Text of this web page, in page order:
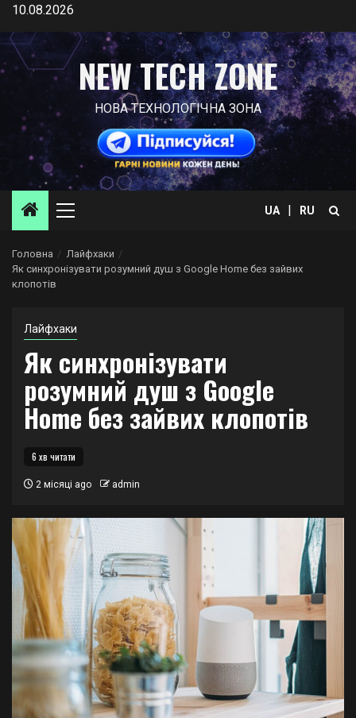
Skip
content
10.08.2026
NEW TECH ZONE
НОВА ТЕХНОЛОГІЧНА ЗОНА
Primary
UA | RU
Головна
Лайфхаки
Як синхронізувати розумний душ з Google Home без зайвих
клопотів
Лайфхаки
Як синхронізувати
розумний душ з Google
Home без зайвих клопотів
6 хв читати
2 місяці ago admin